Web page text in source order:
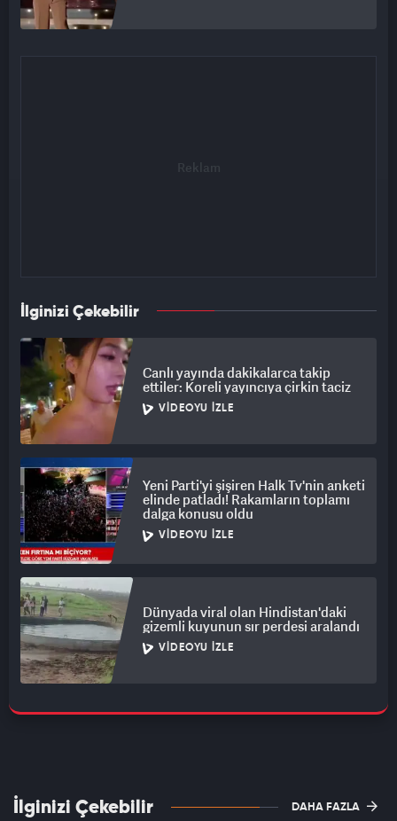
İlginizi Çekebilir
Canlı yayında dakikalarca takip
ettiler: Koreli yayıncıya çirkin taciz
VIDEOYU İZLE
Yeni Parti'yi şişiren Halk Tv'nin anketi
elinde patladı! Rakamların toplamı
dalga konusu oldu
VIDEOYU İZLE
Dünyada viral olan Hindistan'daki
gizemli kuyunun sır perdesi aralandı
VIDEOYU İZLE
İlginizi Çekebilir DAHA FAZLA